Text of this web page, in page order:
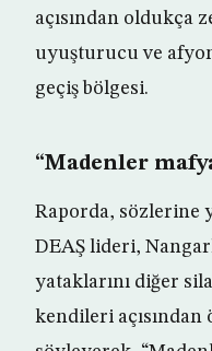
açısından oldukça
uyuşturucu ve
geçiş bölgesi.
“Madenler
Raporda, sözlerine
DEAŞ lideri,
yataklarını diğer
kendileri